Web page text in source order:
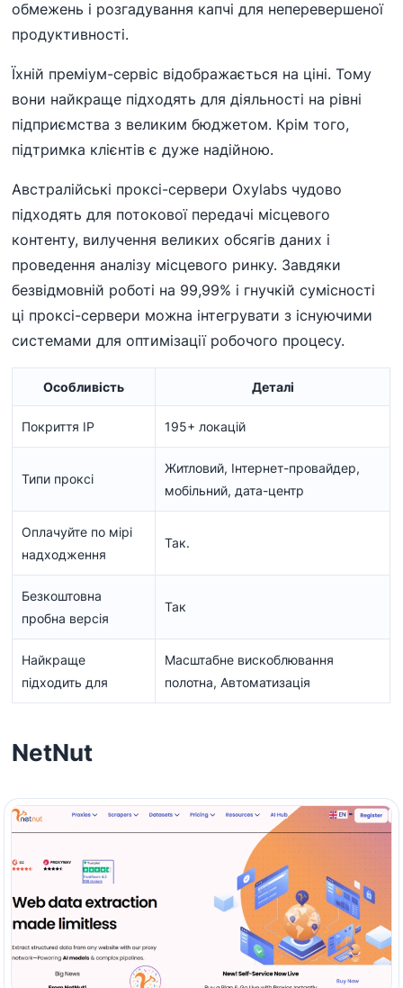
обмежень і розгадування капчі для неперевершеної
продуктивності.
Їхній преміум-сервіс відображається на ціні. Тому
вони найкраще підходять для діяльності на рівні
підприємства з великим бюджетом. Крім того,
підтримка клієнтів є дуже надійною.
Австралійські проксі-сервери Oxylabs чудово
підходять для потокової передачі місцевого
контенту, вилучення великих обсягів даних і
проведення аналізу місцевого ринку. Завдяки
безвідмовній роботі на 99,99% і гнучкій сумісності
ці проксі-сервери можна інтегрувати з існуючими
системами для оптимізації робочого процесу.
Особливість Деталі
Покриття IP 195+ локацій
Типи проксі
Житловий, Інтернет-провайдер,
мобільний, дата-центр
Оплачуйте по мірі
надходження
Так.
Безкоштовна
пробна версія
Так
Найкраще
підходить для
Масштабне вискоблювання
полотна, Автоматизація
NetNut